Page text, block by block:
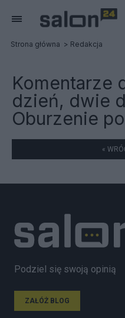
Strona główna Redakcja
Komentarze
dzień, dwie
Oburzenie
«
Podziel się swoją opinią
ZAŁÓŻ BLOG